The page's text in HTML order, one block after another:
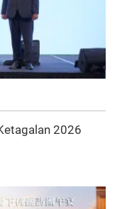
2026